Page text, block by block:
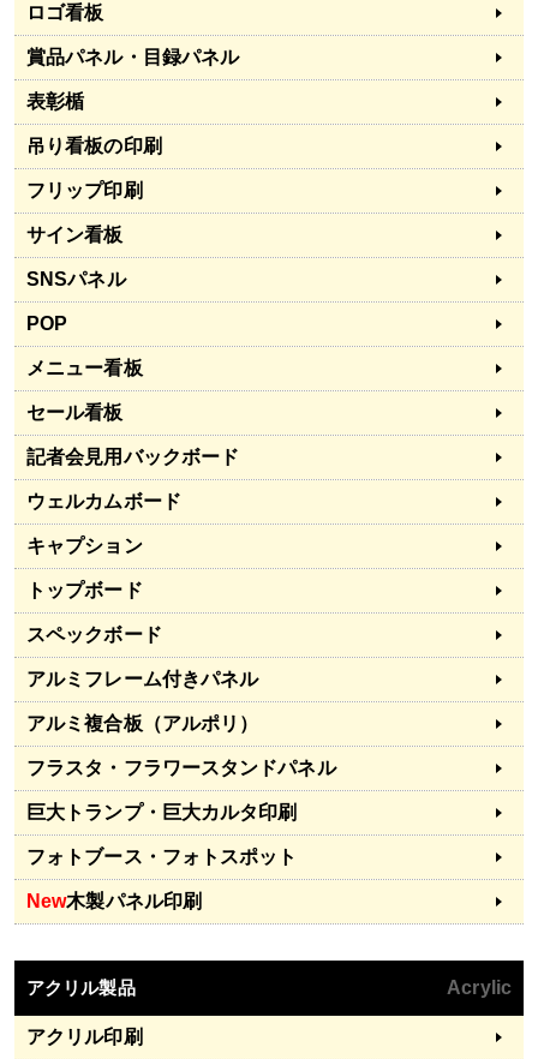
ロゴ看板
賞品パネル・目録パネル
表彰楯
吊り看板の印刷
フリップ印刷
サイン看板
SNSパネル
POP
メニュー看板
セール看板
記者会見用バックボード
ウェルカムボード
キャプション
トップボード
スペックボード
アルミフレーム付きパネル
アルミ複合板（アルポリ）
フラスタ・フラワースタンドパネル
巨大トランプ・巨大カルタ印刷
フォトブース・フォトスポット
New木製パネル印刷
アクリル製品 Acrylic
アクリル印刷